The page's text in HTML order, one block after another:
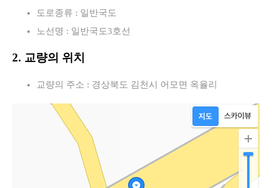
도로종류 : 일반국도
노선명 : 일반국도3호선
2. 교량의 위치
교량의 주소 : 경상북도 김천시 어모면 옥율리